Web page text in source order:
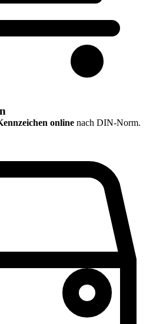
online nach DIN-Norm.